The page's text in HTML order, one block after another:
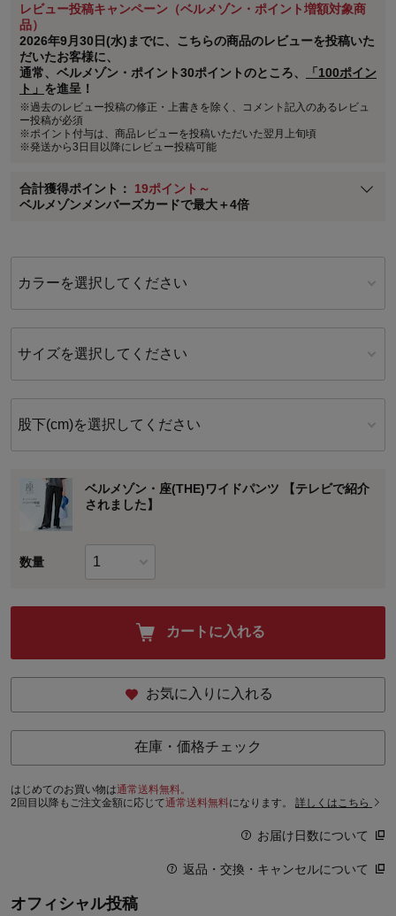
レビュー投稿キャンペーン（ベルメゾン・ポイント増額対象商
品）
2026年9月30日(水)までに、こちらの商品のレビューを投稿いた
だいたお客様に、
通常、ベルメゾン・ポイント30ポイントのところ、
「100ポイン
ト」 を進呈！
※過去のレビュー投稿の修正・上書きを除く、コメント記入のあるレビュ
ー投稿が必須
※ポイント付与は、商品レビューを投稿いただいた翌月上旬頃
※発送から3日目以降にレビュー投稿可能
合計獲得ポイント： 19ポイント～
ベルメゾンメンバーズカードで最大＋4倍
ステージが上がれば送料無料・返品引取無料！
さらにポイント還元最大16倍！
ベルメゾンご優待サービスについて
ベルメゾン・ポイントについて
通常商品送料無料 返品引取無料（JCBのみ）
即時入会なら更に500円OFFクーポンプレゼント
※メンバーズカードの加算ポイントはステージ倍率適用前の基本ポイント
に対して適用されます。
カラーを選択してください
サイズを選択してください
股下(cm)を選択してください
ベルメゾン・座(THE)ワイドパンツ 【テレビで紹介
されました】
数量
カートに入れる
お気に入りに入れる
在庫・価格チェック
はじめてのお買い物は通常送料無料。
2回目以降もご注文金額に応じて通常送料無料になります。 詳しくはこちら
お届け日数について
返品・交換・キャンセルについて
オフィシャル投稿